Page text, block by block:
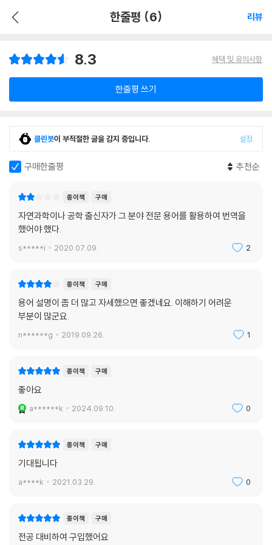
한줄평 (6) 리뷰
8.3 혜택 및 유의사항
한줄평 쓰기
클린봇이 부적절한 글을 감지 중입니다. 설정
구매한줄평 추천순
종이책 구매
자연과학이나 공학 출신자가 그 분야 전문 용어를 활용하여 번역을
했어야 했다.
s*****i 2020.07.09. 2
종이책 구매
용어 설명이 좀 더 많고 자세했으면 좋겠네요. 이해하기 어려운
부분이 많군요.
n******g 2019.09.26. 1
종이책 구매
좋아요
a******k 2024.09.10. 0
종이책 구매
기대됩니다
a****k 2021.03.29. 0
종이책 구매
전공 대비하여 구입했어요